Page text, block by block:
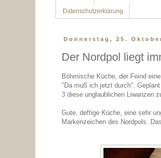
Datenschutzerklärung
Donnerstag, 25.
Der Nordpol liegt
Böhmische Küche, der Feind
"Da muß ich jetzt durch".
3 diese unglaublichen Liwanzen
Gute, deftige Küche, eine sehr
Markenzeichen des Nordpols.